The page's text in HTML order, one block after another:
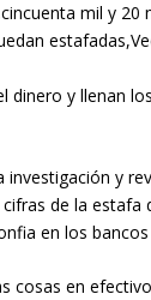
mil y
dinero y llenan
y
de la
en los
cosas en